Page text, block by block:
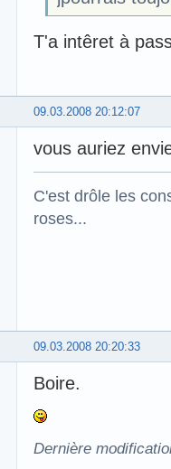
T'a intêret à
09.03.2008 20:12:07
vous auriez
C'est drôle les
roses...
09.03.2008 20:20:33
Boire.
Dernière